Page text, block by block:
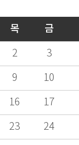
목 금
2 3
9 10
16 17
23 24